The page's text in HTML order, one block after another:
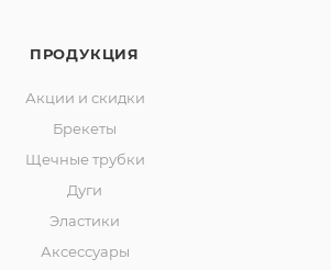
ПРОДУКЦИЯ
Акции и скидки
Брекеты
Щечные трубки
Дуги
Эластики
Аксессуары